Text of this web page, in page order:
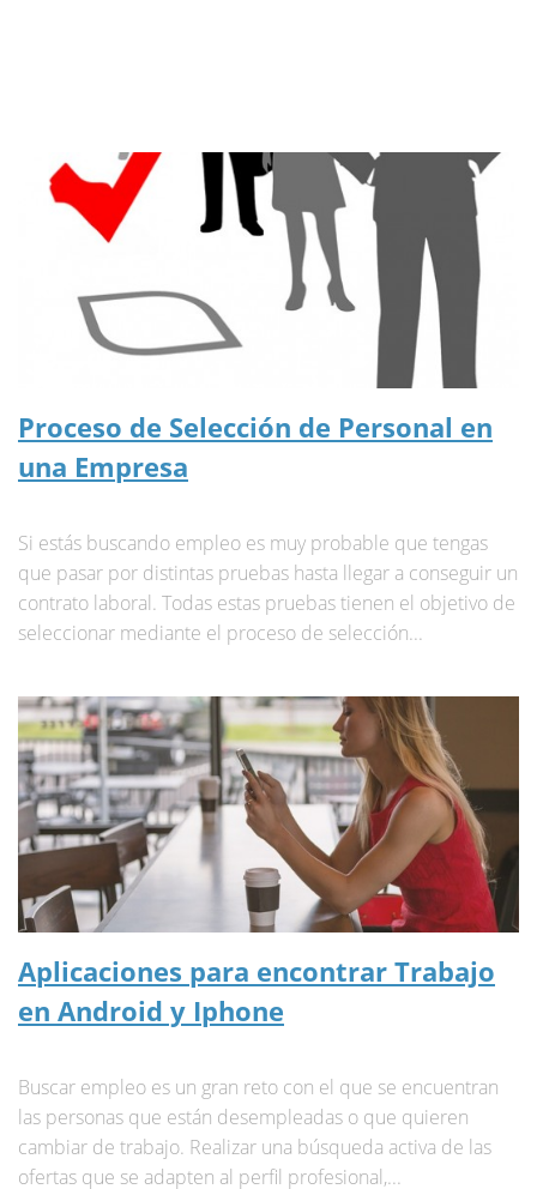
Proceso de Selección de Personal en
una Empresa
Si estás buscando empleo es muy probable que tengas
que pasar por distintas pruebas hasta llegar a conseguir un
contrato laboral. Todas estas pruebas tienen el objetivo de
seleccionar mediante el proceso de selección...
Aplicaciones para encontrar Trabajo
en Android y Iphone
Buscar empleo es un gran reto con el que se encuentran
las personas que están desempleadas o que quieren
cambiar de trabajo. Realizar una búsqueda activa de las
ofertas que se adapten al perfil profesional,...